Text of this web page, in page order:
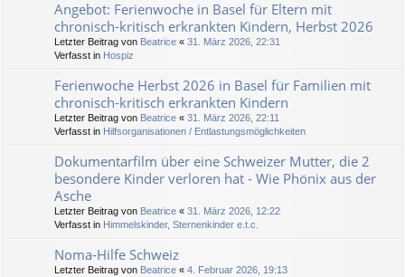
Angebot: Ferienwoche in Basel für Eltern mit
chronisch-kritisch erkrankten Kindern, Herbst 2026
Letzter Beitrag von Beatrice « 31. März 2026, 22:31
Verfasst in Hospiz
Ferienwoche Herbst 2026 in Basel für Familien mit
chronisch-kritisch erkrankten Kindern
Letzter Beitrag von Beatrice « 31. März 2026, 22:11
Verfasst in Hilfsorganisationen / Entlastungsmöglichkeiten
Dokumentarfilm über eine Schweizer Mutter, die 2
besondere Kinder verloren hat - Wie Phönix aus der
Asche
Letzter Beitrag von Beatrice « 31. März 2026, 12:22
Verfasst in Himmelskinder, Sternenkinder e.t.c.
Noma-Hilfe Schweiz
Letzter Beitrag von Beatrice « 4. Februar 2026, 19:13